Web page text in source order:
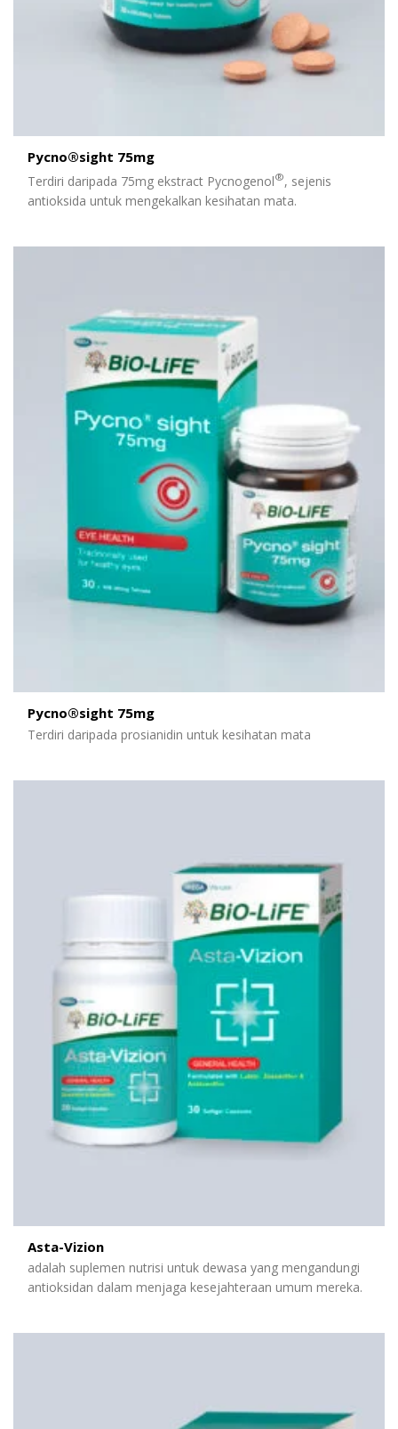
Pycno®sight 75mg
Terdiri daripada 75mg ekstract Pycnogenol®, sejenis
antioksida untuk mengekalkan kesihatan mata.
Pycno®sight 75mg
Terdiri daripada prosianidin untuk kesihatan mata
Asta-Vizion
adalah suplemen nutrisi untuk dewasa yang mengandungi
antioksidan dalam menjaga kesejahteraan umum mereka.